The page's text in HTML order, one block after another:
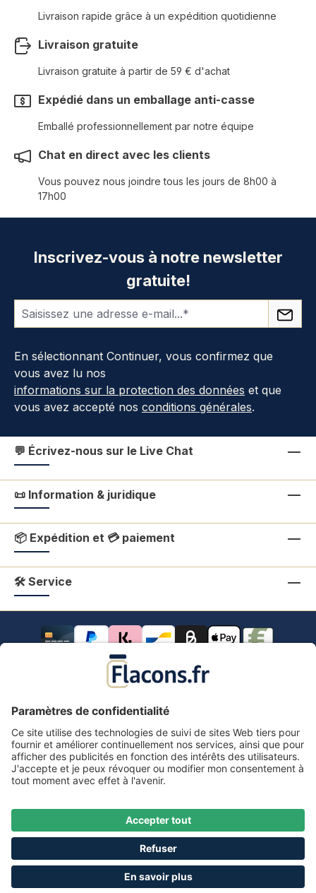
Livraison rapide grâce à un expédition quotidienne
Livraison gratuite
Livraison gratuite à partir de 59 € d'achat
Expédié dans un emballage anti-casse
Emballé professionnellement par notre équipe
Chat en direct avec les clients
Vous pouvez nous joindre tous les jours de 8h00 à
17h00
Inscrivez-vous à notre newsletter
gratuite!
En sélectionnant Continuer, vous confirmez que
vous avez lu nos
informations sur la protection des données et que
vous avez accepté nos conditions générales.
💬 Écrivez-nous sur le Live Chat
📜 Information & juridique
📦 Expédition et 💳 paiement
🛠 Service
Tous les prix s'entendent TVA comprise.
Tous les prix incluent la TVA, plus les frais d'expédition
et les éventuels frais de livraison, sauf indication
contraire.
Mentions légales
Information & formulaire de rétractation
CGV avec informations aux clients
Déclaration de confidentialité